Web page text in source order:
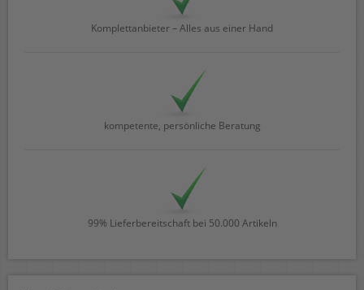
Komplettanbieter – Alles aus einer Hand
kompetente, persönliche Beratung
99% Lieferbereitschaft bei 50.000 Artikeln